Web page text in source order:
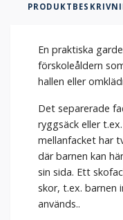
En praktiska
förskoleåldern
hallen eller
Det separerade
ryggsäck eller
mellanfacket har
där barnen kan
sin sida. Ett
skor, t.ex. barnen
används..